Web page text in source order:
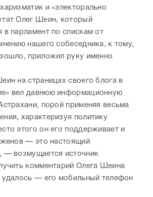
и «электорально
Олег Шеин, который
в парламент по спискам от
нашего собеседника, к тому,
приложил руку именно
на страницах своего блога в
вел давнюю информационную
порой применяя весьма
характеризуя политику
этого он его поддерживает и
— это настоящий
— возмущается источник
комментарий Олега Шеина
удалось — его мобильный телефон